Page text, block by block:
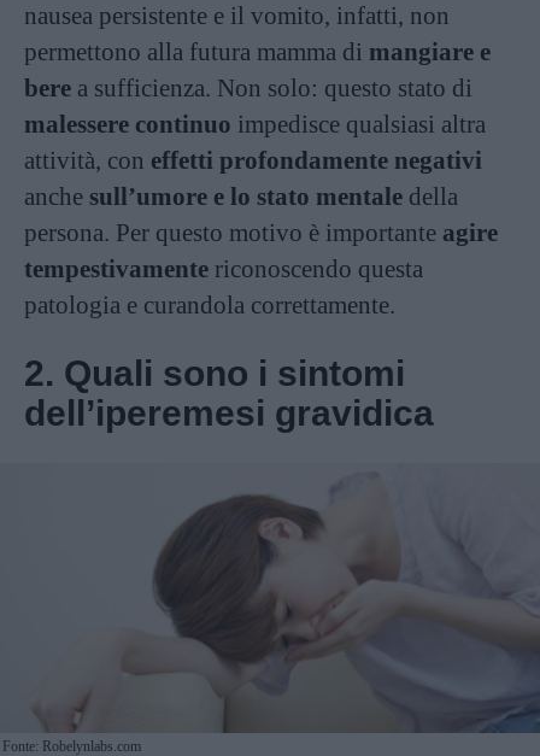
nausea persistente e il vomito, infatti, non
permettono alla futura mamma di mangiare e
bere a sufficienza. Non solo: questo stato di
malessere continuo impedisce qualsiasi altra
attività, con effetti profondamente negativi
anche sull’umore e lo stato mentale della
persona. Per questo motivo è importante agire
tempestivamente riconoscendo questa
patologia e curandola correttamente.
2. Quali sono i sintomi
dell’iperemesi gravidica
Fonte: Robelynlabs.com